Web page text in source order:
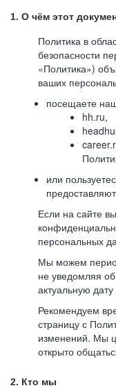
1. О чём этот
Политика в
безопасности
«Политика»)
ваших
посещаете
hh.ru,
или
Если на сайте
персональных
Мы можем
не уведомляя
актуальную
Рекомендуем
страницу с
изменений. Мы
открыто
2. Кто мы